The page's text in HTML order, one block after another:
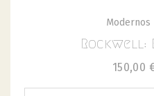
Modernos
Rockwell:
150,00